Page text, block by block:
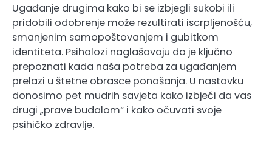
Ugađanje drugima kako bi se izbjegli sukobi ili
pridobili odobrenje može rezultirati iscrpljenošću,
smanjenim samopoštovanjem i gubitkom
identiteta. Psiholozi naglašavaju da je ključno
prepoznati kada naša potreba za ugađanjem
prelazi u štetne obrasce ponašanja. U nastavku
donosimo pet mudrih savjeta kako izbjeći da vas
drugi „prave budalom“ i kako očuvati svoje
psihičko zdravlje.